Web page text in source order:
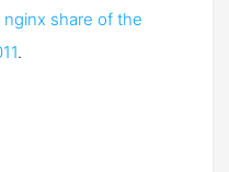
nginx share of the
.